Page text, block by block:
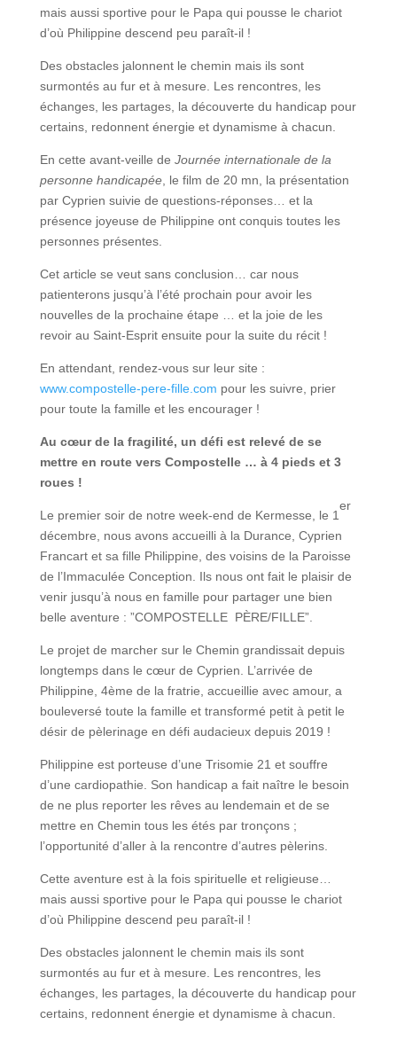
mais aussi sportive pour le Papa qui pousse le chariot
d’où Philippine descend peu paraît-il !
Des obstacles jalonnent le chemin mais ils sont
surmontés au fur et à mesure. Les rencontres, les
échanges, les partages, la découverte du handicap pour
certains, redonnent énergie et dynamisme à chacun.
En cette avant-veille de Journée internationale de la
personne handicapée, le film de 20 mn, la présentation
par Cyprien suivie de questions-réponses… et la
présence joyeuse de Philippine ont conquis toutes les
personnes présentes.
Cet article se veut sans conclusion… car nous
patienterons jusqu’à l’été prochain pour avoir les
nouvelles de la prochaine étape … et la joie de les
revoir au Saint-Esprit ensuite pour la suite du récit !
En attendant, rendez-vous sur leur site :
www.compostelle-pere-fille.com pour les suivre, prier
pour toute la famille et les encourager !
Au cœur de la fragilité, un défi est relevé de se
mettre en route vers Compostelle … à 4 pieds et 3
roues !
Le premier soir de notre week-end de Kermesse, le 1
er
décembre, nous avons accueilli à la Durance, Cyprien
Francart et sa fille Philippine, des voisins de la Paroisse
de l’Immaculée Conception. Ils nous ont fait le plaisir de
venir jusqu’à nous en famille pour partager une bien
belle aventure : ”COMPOSTELLE PÈRE/FILLE”.
Le projet de marcher sur le Chemin grandissait depuis
longtemps dans le cœur de Cyprien. L’arrivée de
Philippine, 4ème de la fratrie, accueillie avec amour, a
bouleversé toute la famille et transformé petit à petit le
désir de pèlerinage en défi audacieux depuis 2019 !
Philippine est porteuse d’une Trisomie 21 et souffre
d’une cardiopathie. Son handicap a fait naître le besoin
de ne plus reporter les rêves au lendemain et de se
mettre en Chemin tous les étés par tronçons ;
l’opportunité d’aller à la rencontre d’autres pèlerins.
Cette aventure est à la fois spirituelle et religieuse…
mais aussi sportive pour le Papa qui pousse le chariot
d’où Philippine descend peu paraît-il !
Des obstacles jalonnent le chemin mais ils sont
surmontés au fur et à mesure. Les rencontres, les
échanges, les partages, la découverte du handicap pour
certains, redonnent énergie et dynamisme à chacun.